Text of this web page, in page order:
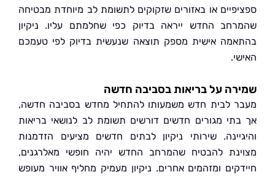
או באזורים שזקוקים לתשומת לב מיוחדת מבטיחה
החדש ייראה בדיוק כפי שחלמתם עליו. ניקיון
אישית מספק תוצאה שנעשית בדיוק לפי טעמכם
על בריאות בסביבה חדשה
לבית חדש משמעותו להתחיל מחדש בסביבה חדשה,
מגורים חדשים דורשים תשומת לב לנושאי בריאות
שירותי ניקיון לבתים חדשים מציעים הזדמנות
להבטיח שהמרחב החדש יהיה חופשי מאלרגנים,
ומזהמים אחרים. ניקיון מעמיק מחליף אוויר מעופש